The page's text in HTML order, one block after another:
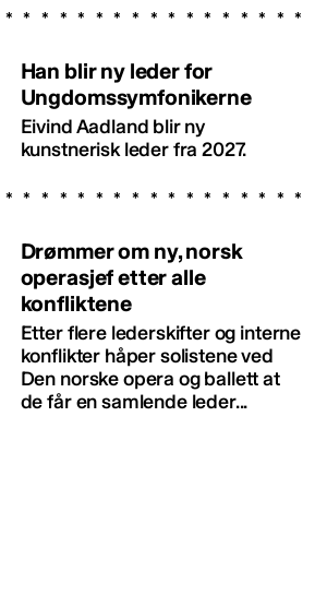
Han blir ny leder for
Ungdomssymfonikerne
Eivind Aadland blir ny
kunstnerisk leder fra 2027.
Drømmer om ny, norsk
operasjef etter alle
konfliktene
Etter flere lederskifter og interne
konflikter håper solistene ved
Den norske opera og ballett at
de får en samlende leder...